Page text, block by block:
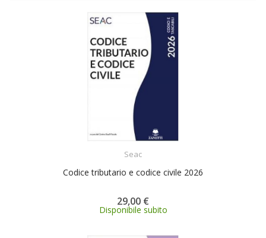
Seac
Codice tributario e codice civile 2026
29,00 €
Disponibile subito